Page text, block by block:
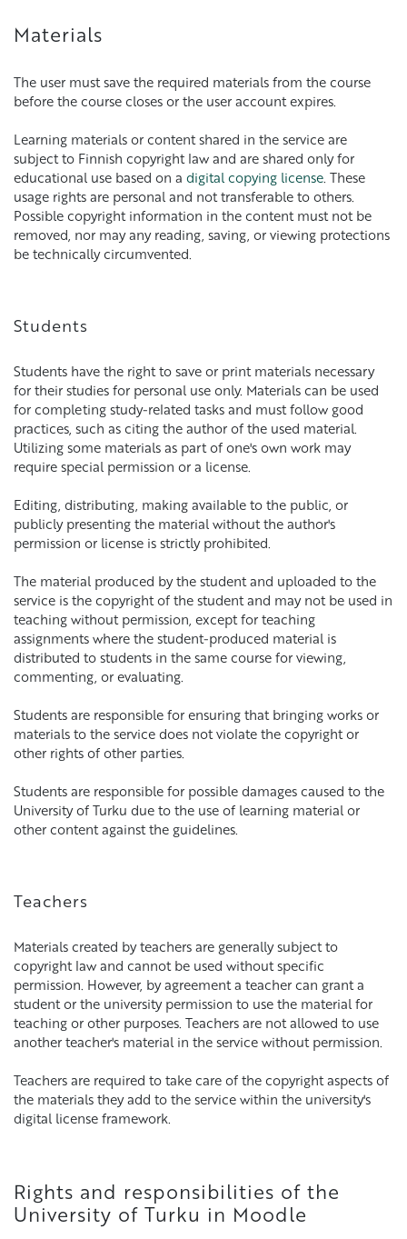
Materials
The user must save the required materials from the course
before the course closes or the user account expires.
Learning materials or content shared in the service are
subject to Finnish copyright law and are shared only for
educational use based on a digital copying license. These
usage rights are personal and not transferable to others.
Possible copyright information in the content must not be
removed, nor may any reading, saving, or viewing protections
be technically circumvented.
Students
Students have the right to save or print materials necessary
for their studies for personal use only. Materials can be used
for completing study-related tasks and must follow good
practices, such as citing the author of the used material.
Utilizing some materials as part of one's own work may
require special permission or a license.
Editing, distributing, making available to the public, or
publicly presenting the material without the author's
permission or license is strictly prohibited.
The material produced by the student and uploaded to the
service is the copyright of the student and may not be used in
teaching without permission, except for teaching
assignments where the student-produced material is
distributed to students in the same course for viewing,
commenting, or evaluating.
Students are responsible for ensuring that bringing works or
materials to the service does not violate the copyright or
other rights of other parties.
Students are responsible for possible damages caused to the
University of Turku due to the use of learning material or
other content against the guidelines.
Teachers
Materials created by teachers are generally subject to
copyright law and cannot be used without specific
permission. However, by agreement a teacher can grant a
student or the university permission to use the material for
teaching or other purposes. Teachers are not allowed to use
another teacher's material in the service without permission.
Teachers are required to take care of the copyright aspects of
the materials they add to the service within the university's
digital license framework.
Rights and responsibilities of the
University of Turku in Moodle